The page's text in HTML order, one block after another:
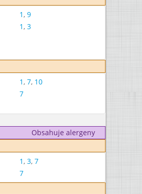
1, 9
1, 3
1, 7, 10
7
Obsahuje alergeny
1, 3, 7
7